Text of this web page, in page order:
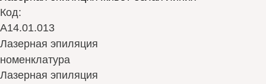
Код:
А14.01.013
Лазерная эпиляция
номенклатура
Лазерная эпиляция